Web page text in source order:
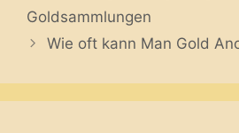
Goldsammlungen
Wie oft kann Man Gold